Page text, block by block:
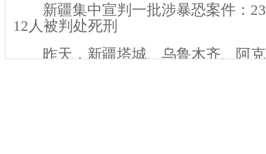
新疆集中宣判一批涉暴恐案件：23
12人被判处死刑
昨天，新疆塔城、乌鲁木齐、阿克